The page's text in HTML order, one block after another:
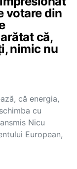
votare din
că,
nimic nu
că energia,
cu
Nicu
European,